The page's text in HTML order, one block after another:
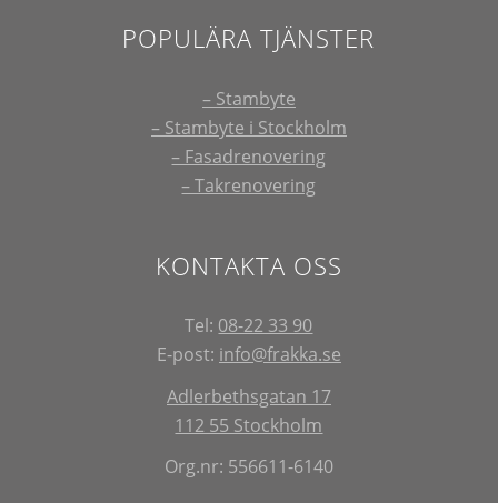
POPULÄRA TJÄNSTER
– Stambyte
– Stambyte i Stockholm
– Fasadrenovering
– Takrenovering
KONTAKTA OSS
Tel: 08-22 33 90
E-post: info@frakka.se
Adlerbethsgatan 17
112 55 Stockholm
Org.nr: 556611-6140